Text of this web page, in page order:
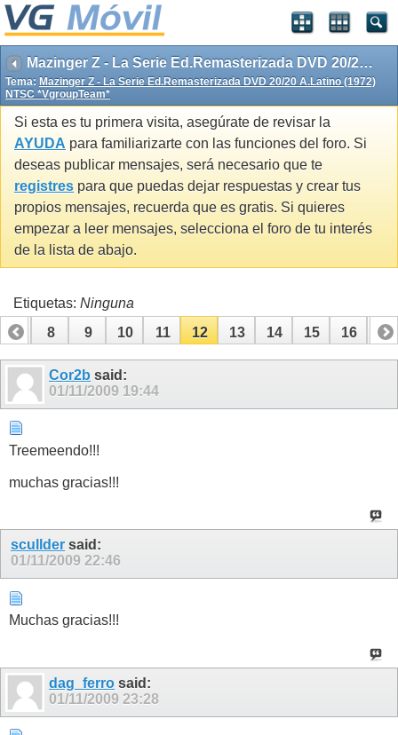
Mazinger Z - La Serie Ed.Remasterizada DVD 20/20 A.Latino (1972) NTSC *VgroupTeam*
Tema: Mazinger Z - La Serie Ed.Remasterizada DVD 20/20 A.Latino (1972)
NTSC *VgroupTeam*
Si esta es tu primera visita, asegúrate de revisar la
AYUDA para familiarizarte con las funciones del foro. Si
deseas publicar mensajes, será necesario que te
registres para que puedas dejar respuestas y crear tus
propios mensajes, recuerda que es gratis. Si quieres
empezar a leer mensajes, selecciona el foro de tu interés
de la lista de abajo.
Etiquetas: Ninguna
7
8 9 10 11 12 13 14 15 16 17
24 25 26 27
Cor2b said:
01/11/2009 19:44
Treemeendo!!!
muchas gracias!!!
scullder said:
01/11/2009 22:46
Muchas gracias!!!
dag_ferro said:
01/11/2009 23:28